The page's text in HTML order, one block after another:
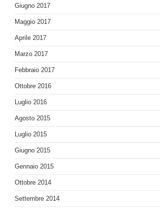
Giugno 2017
Maggio 2017
Aprile 2017
Marzo 2017
Febbraio 2017
Ottobre 2016
Luglio 2016
Agosto 2015
Luglio 2015
Giugno 2015
Gennaio 2015
Ottobre 2014
Settembre 2014